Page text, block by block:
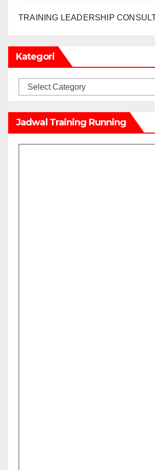
TRAINING LEADERSHIP
Kategori
Kategori
Jadwal Training Running